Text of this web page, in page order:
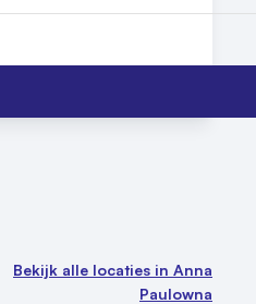
Bekijk alle locaties in Anna
Paulowna